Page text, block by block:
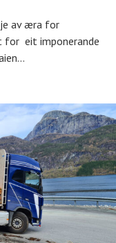
av æra for
for eit imponerande